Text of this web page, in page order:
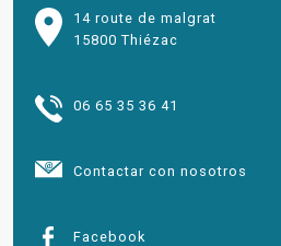
14 route de malgrat
15800 Thiézac
06 65 35 36 41
Contactar con nosotros
Facebook